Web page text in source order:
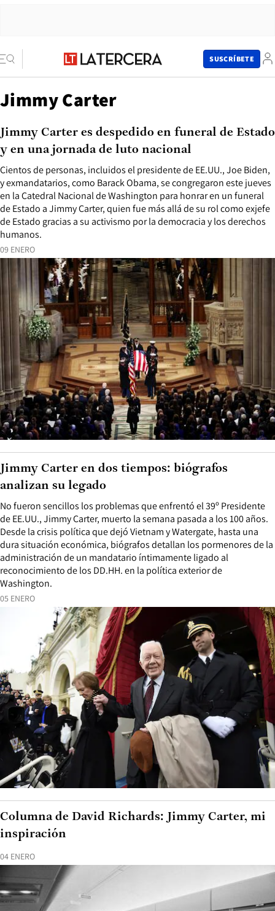
SUSCRÍBETE
Jimmy Carter
09 ENERO
Cientos de personas, incluidos el presidente de EE.UU., Joe Biden,
y exmandatarios, como Barack Obama, se congregaron este jueves
en la Catedral Nacional de Washington para honrar en un funeral
de Estado a Jimmy Carter, quien fue más allá de su rol como exjefe
de Estado gracias a su activismo por la democracia y los derechos
humanos.
Jimmy Carter es despedido en funeral de Estado
y en una jornada de luto nacional
05 ENERO
No fueron sencillos los problemas que enfrentó el 39º Presidente
de EE.UU., Jimmy Carter, muerto la semana pasada a los 100 años.
Desde la crisis política que dejó Vietnam y Watergate, hasta una
dura situación económica, biógrafos detallan los pormenores de la
administración de un mandatario íntimamente ligado al
reconocimiento de los DD.HH. en la política exterior de
Washington.
Jimmy Carter en dos tiempos: biógrafos
analizan su legado
04 ENERO
Columna de David Richards: Jimmy Carter, mi
inspiración